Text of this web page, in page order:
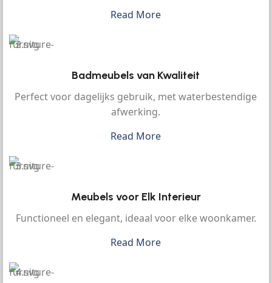
Read More
Badmeubels van Kwaliteit
Perfect voor dagelijks gebruik, met waterbestendige
afwerking.
Read More
Meubels voor Elk Interieur
Functioneel en elegant, ideaal voor elke woonkamer.
Read More